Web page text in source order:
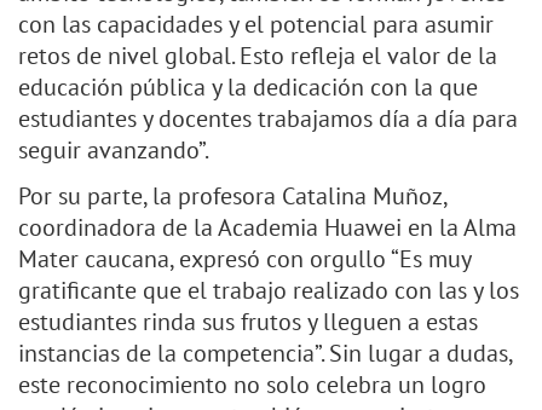
con las capacidades y el potencial para asumir
retos de nivel global. Esto refleja el valor de la
educación pública y la dedicación con la que
estudiantes y docentes trabajamos día a día para
seguir avanzando”.
Por su parte, la profesora Catalina Muñoz,
coordinadora de la Academia Huawei en la Alma
Mater caucana, expresó con orgullo “Es muy
gratificante que el trabajo realizado con las y los
estudiantes rinda sus frutos y lleguen a estas
instancias de la competencia”. Sin lugar a dudas,
este reconocimiento no solo celebra un logro